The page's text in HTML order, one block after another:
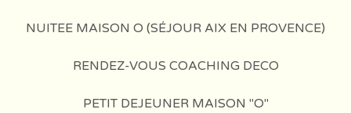
NUITEE MAISON O (SÉJOUR AIX EN PROVENCE)
RENDEZ-VOUS COACHING DECO
PETIT DEJEUNER MAISON "O"